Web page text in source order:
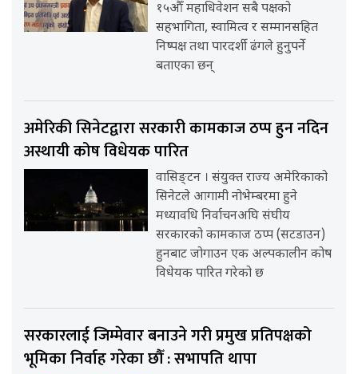
१५औँ महाधिवेशन सबै पक्षको
सहभागिता, स्वामित्व र सम्मानसहित
निष्पक्ष तथा पारदर्शी ढंगले हुनुपर्ने
बताएका छन्
अमेरिकी सिनेटद्वारा सरकारी कामकाज ठप्प हुन नदिन
अस्थायी कोष विधेयक पारित
वासिङ्टन । संयुक्त राज्य अमेरिकाको
सिनेटले आगामी नोभेम्बरमा हुने
मध्यावधि निर्वाचनअघि संघीय
सरकारको कामकाज ठप्प (सटडाउन)
हुनबाट जोगाउन एक अल्पकालीन कोष
विधेयक पारित गरेको छ
सरकारलाई जिम्मेवार बनाउने गरी प्रमुख प्रतिपक्षको
भूमिका निर्वाह गरेका छौँ : सभापति थापा